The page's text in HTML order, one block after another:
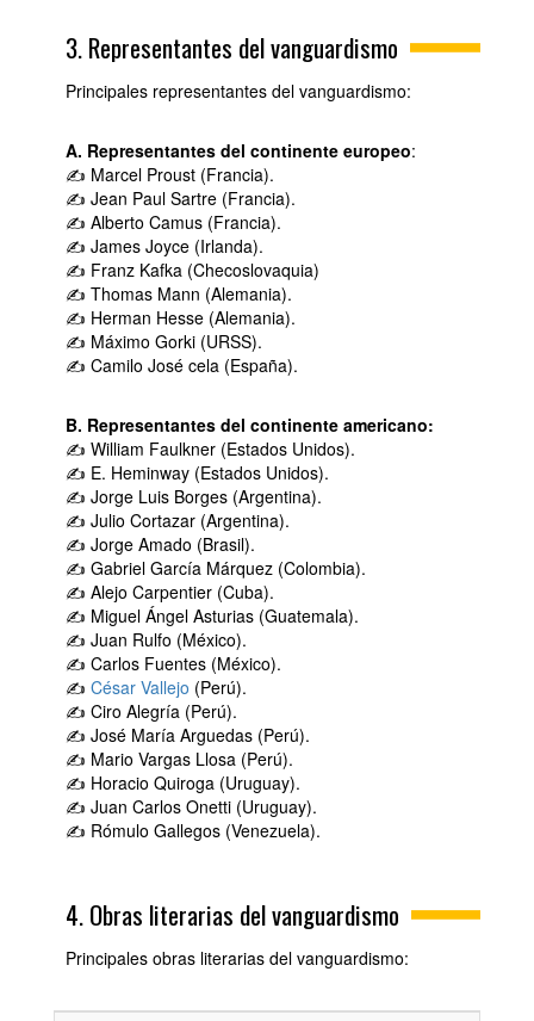
3. Representantes del vanguardismo
Principales representantes del vanguardismo:
A. Representantes del continente europeo:
✍ Marcel Proust (Francia).
✍ Jean Paul Sartre (Francia).
✍ Alberto Camus (Francia).
✍ James Joyce (Irlanda).
✍ Franz Kafka (Checoslovaquia)
✍ Thomas Mann (Alemania).
✍ Herman Hesse (Alemania).
✍ Máximo Gorki (URSS).
✍ Camilo José cela (España).
B. Representantes del continente americano:
✍ William Faulkner (Estados Unidos).
✍ E. Heminway (Estados Unidos).
✍ Jorge Luis Borges (Argentina).
✍ Julio Cortazar (Argentina).
✍ Jorge Amado (Brasil).
✍ Gabriel García Márquez (Colombia).
✍ Alejo Carpentier (Cuba).
✍ Miguel Ángel Asturias (Guatemala).
✍ Juan Rulfo (México).
✍ Carlos Fuentes (México).
✍ César Vallejo (Perú).
✍ Ciro Alegría (Perú).
✍ José María Arguedas (Perú).
✍ Mario Vargas Llosa (Perú).
✍ Horacio Quiroga (Uruguay).
✍ Juan Carlos Onetti (Uruguay).
✍ Rómulo Gallegos (Venezuela).
4. Obras literarias del vanguardismo
Principales obras literarias del vanguardismo: